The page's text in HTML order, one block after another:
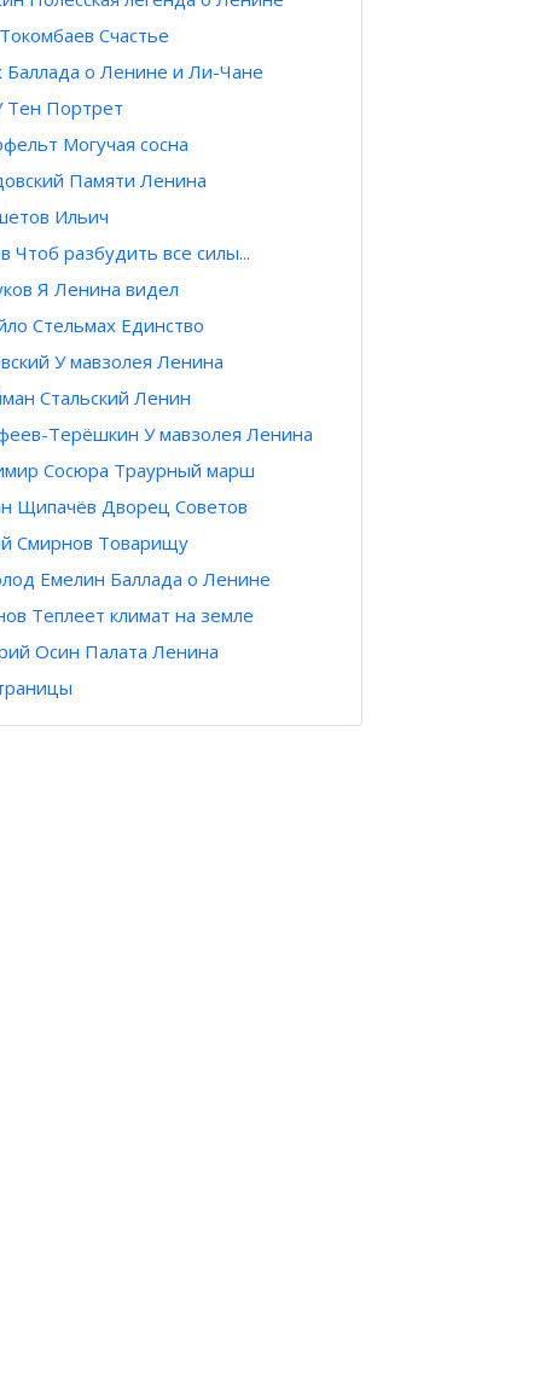
Счастье
Баллада о Ленине и Ли-Чане
Тен Портрет
Могучая сосна
Памяти Ленина
Ильич
Чтоб разбудить все силы...
Я Ленина видел
Стельмах Единство
У мавзолея Ленина
Стальский Ленин
Терёшкин У мавзолея Ленина
Сосюра Траурный марш
Щипачёв Дворец Советов
Смирнов Товарищу
Емелин Баллада о Ленине
Теплеет климат на земле
Осин Палата Ленина